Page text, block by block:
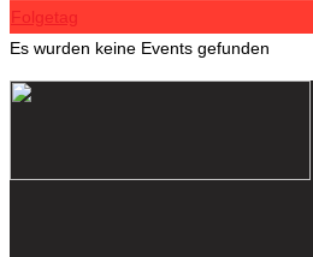
Folgetag
Es wurden keine Events gefunden